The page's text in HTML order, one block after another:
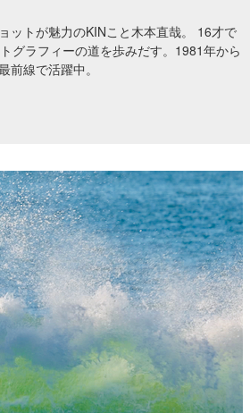
ットが魅力のKINこと木本直哉。 16才で
グラフィーの道を歩みだす。1981年から
線で活躍中。